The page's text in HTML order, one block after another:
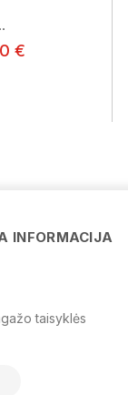
€
INFORMACIJA
taisyklės